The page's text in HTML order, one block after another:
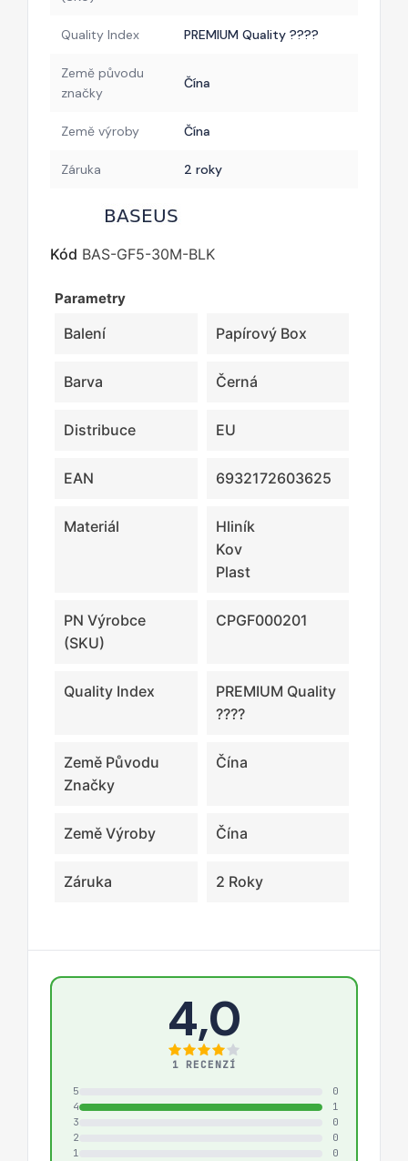
Quality Index PREMIUM Quality ????
Země původu
značky
Čína
Země výroby Čína
Záruka 2 roky
Kód BAS-GF5-30M-BLK
Parametry
Balení Papírový Box
Barva Černá
Distribuce EU
EAN 6932172603625
Materiál
Hliník
Kov
Plast
PN Výrobce
(SKU)
CPGF000201
Quality Index
PREMIUM Quality
????
Země Původu
Značky
Čína
Země Výroby Čína
Záruka 2 Roky
4,0
1 RECENZÍ
5
0
4
1
3
0
2
0
1
0